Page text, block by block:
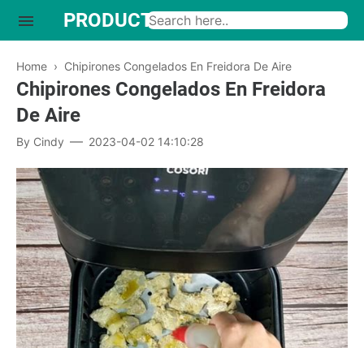
Home › Chipirones Congelados En Freidora De Aire
Chipirones Congelados En Freidora
De Aire
By Cindy 2023-04-02 14:10:28